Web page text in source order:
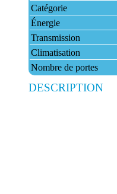
Catégorie
Énergie
Transmission
Climatisation
Nombre de portes
DESCRIPTION